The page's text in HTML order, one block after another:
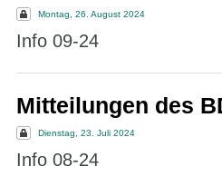
Montag, 26. August 2024
Info 09-24
Mitteilungen des
Dienstag, 23. Juli 2024
Info 08-24